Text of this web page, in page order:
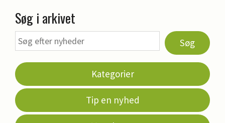
Søg i arkivet
Søg
Kategorier
Tip en nyhed